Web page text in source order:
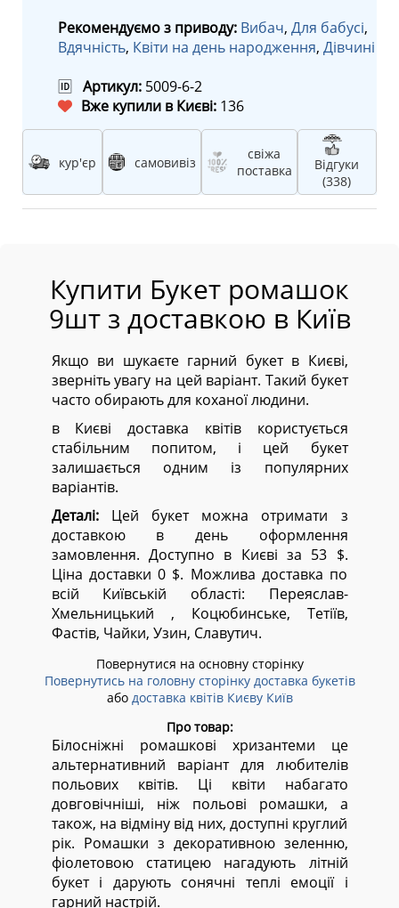
Рекомендуємо з приводу: Вибач, Для бабусі,
Вдячність, Квіти на день народження, Дівчині
🆔 Артикул: 5009-6-2
Вже купили в Києві: 136
кур'єр самовивіз
свіжа
поставка
Відгуки
(338)
Купити Букет ромашок
9шт з доставкою в Київ
Якщо ви шукаєте гарний букет в Києві,
зверніть увагу на цей варіант. Такий букет
часто обирають для коханої людини.
в Києві доставка квітів користується
стабільним попитом, і цей букет
залишається одним із популярних
варіантів.
Деталі:Цей букет можна отримати з
доставкою в день оформлення
замовлення. Доступно в Києві за 53 $.
Ціна доставки 0 $. Можлива доставка по
всій Київській області: Переяслав-
Хмельницький , Коцюбинське, Тетіїв,
Фастів, Чайки, Узин, Славутич.
Повернутися на основну сторінку
Повернутись на головну сторінку доставка букетів
або доставка квітів Києву Київ
Про товар:
Білосніжні ромашкові хризантеми це
альтернативний варіант для любителів
польових квітів. Ці квіти набагато
довговічніші, ніж польові ромашки, а
також, на відміну від них, доступні круглий
рік. Ромашки з декоративною зеленню,
фіолетовою статицею нагадують літній
букет і дарують сонячні теплі емоції і
гарний настрій.